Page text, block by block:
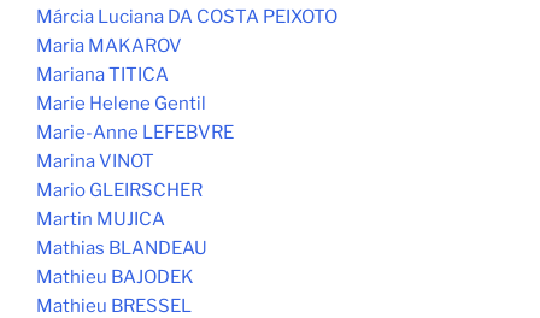
Márcia Luciana DA COSTA PEIXOTO
Maria MAKAROV
Mariana TITICA
Marie Helene Gentil
Marie-Anne LEFEBVRE
Marina VINOT
Mario GLEIRSCHER
Martin MUJICA
Mathias BLANDEAU
Mathieu BAJODEK
Mathieu BRESSEL